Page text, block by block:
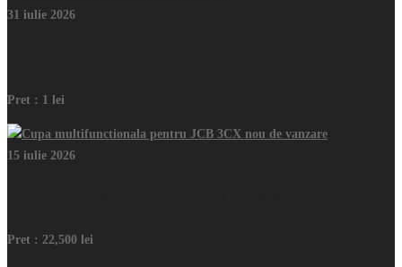
31 iulie 2026
Pret : 1 lei
15 iulie 2026
Pret : 22,500 lei